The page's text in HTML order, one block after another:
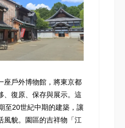
座戶外博物館，將東京都
、復原、保存與展示。這
至20世紀中期的建築，讓
風貌。園區的吉祥物「江